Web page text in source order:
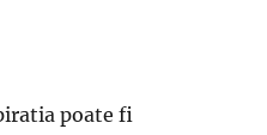
poate fi